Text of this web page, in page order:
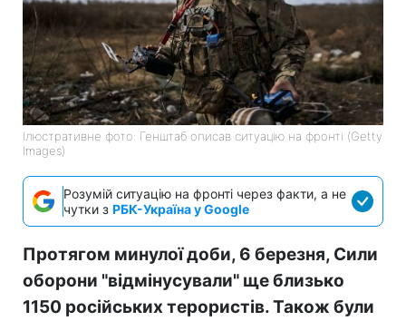
Ілюстративне фото: Генштаб описав ситуацію на фронті (Getty
Images)
Розумій ситуацію на фронті через факти, а не
чутки з РБК-Україна у Google
Протягом минулої доби, 6 березня, Сили
оборони "відмінусували" ще близько
1150 російських терористів. Також були